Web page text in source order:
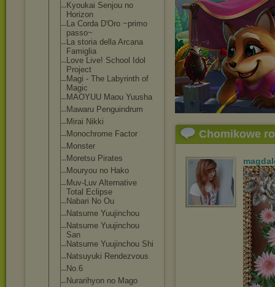
Kyoukai Senjou no
Horizon
La Corda D'Oro ~primo
passo~
La storia della Arcana
Famiglia
Love Live! School Idol
Project
Magi - The Labyrinth of
Magic
MAOYUU Maou Yuusha
Mawaru Penguindrum
Mirai Nikki
Monochrome Factor
Monster
Moretsu Pirates
Mouryou no Hako
Muv-Luv Alternative
Total Eclipse
Nabari No Ou
Natsume Yuujinchou
Natsume Yuujinchou
San
Natsume Yuujinchou Shi
Natsuyuki Rendezvous
No.6
Nurarihyon no Mago
Chomikowe